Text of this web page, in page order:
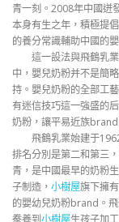
青一刻。2008年中國迸
本身有生之年，積極提
的養分常識輔助中國的
這一設法與飛鶴乳
中，嬰兒奶粉并不是簡
持。嬰兒奶粉的全部工
有迷信技巧這一強盛的
奶粉，讓平易近族brand
飛鶴乳業始建于
排名分別是第二和第三
青，是中國最早的奶粉
子制造， 小樹屋旗下擁
的嬰幼兒奶粉brand。
豢養到小樹屋生孩子加